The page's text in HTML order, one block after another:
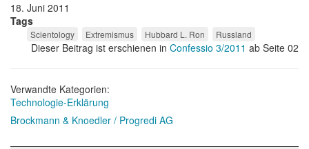
18. Juni 2011
Tags
Scientology Extremismus Hubbard L. Ron Russland
Dieser Beitrag ist erschienen in Confessio 3/2011 ab Seite 02
Verwandte Kategorien:
Technologie-Erklärung
Brockmann & Knoedler / Progredi AG